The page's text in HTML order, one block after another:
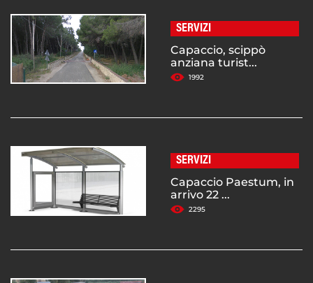
SERVIZI
Capaccio, scippò
anziana turist...
1992
SERVIZI
Capaccio Paestum, in
arrivo 22 ...
2295